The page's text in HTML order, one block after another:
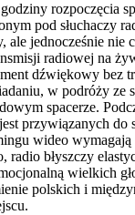
rozpoczęcia
pod słuchaczy
ale jednocześnie nie
radiowej na
dźwiękowy bez
w podróży ze
spacerze.
przywiązanych do
wideo wymagają
radio błyszczy
wielkich
polskich i